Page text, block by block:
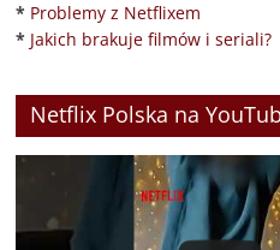
* Problemy z Netflixem
* Jakich brakuje filmów i seriali?
Netflix Polska na